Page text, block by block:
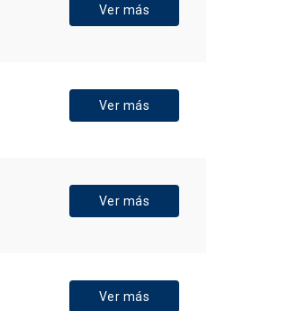
Ver más
Ver más
Ver más
Ver más